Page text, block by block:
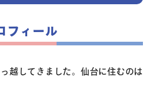
フィール
越してきました。仙台に住むのは